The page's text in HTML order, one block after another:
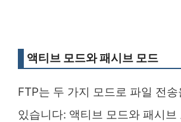
액티브 모드와 패시브 모드
FTP는 두 가지 모드로 파일 전
있습니다: 액티브 모드와 패시브